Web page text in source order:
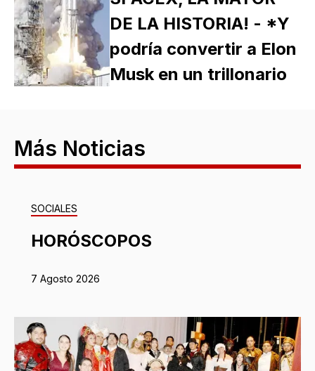
DE LA HISTORIA! - *Y
podría convertir a Elon
Musk en un trillonario
Más Noticias
SOCIALES
HORÓSCOPOS
7 Agosto 2026